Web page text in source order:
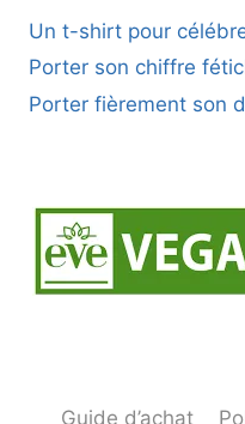
Un t-shirt pour
Porter son chiffre
Porter fièrement son
Guide d’achat